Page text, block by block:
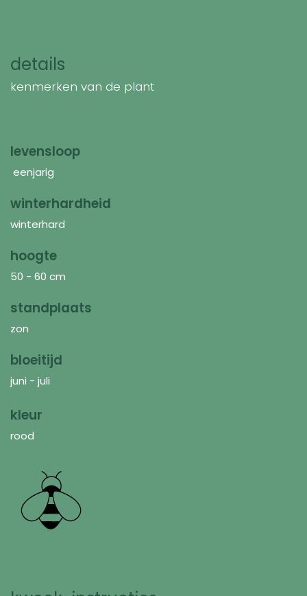
details
kenmerken van de plant
levensloop
eenjarig
winterhardheid
winterhard
hoogte
50 - 60 cm
standplaats
zon
bloeitijd
juni - juli
kleur
rood